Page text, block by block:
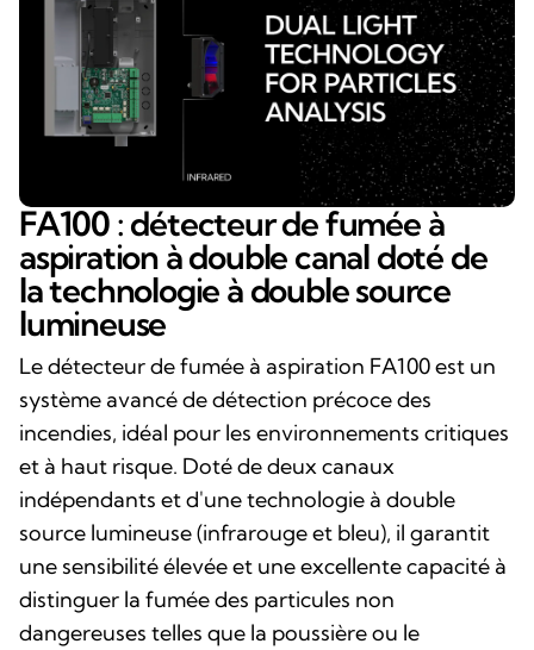
FA100 : détecteur de fumée à
aspiration à double canal doté de
la technologie à double source
lumineuse
Le détecteur de fumée à aspiration FA100 est un
système avancé de détection précoce des
incendies, idéal pour les environnements critiques
et à haut risque. Doté de deux canaux
indépendants et d'une technologie à double
source lumineuse (infrarouge et bleu), il garantit
une sensibilité élevée et une excellente capacité à
distinguer la fumée des particules non
dangereuses telles que la poussière ou le